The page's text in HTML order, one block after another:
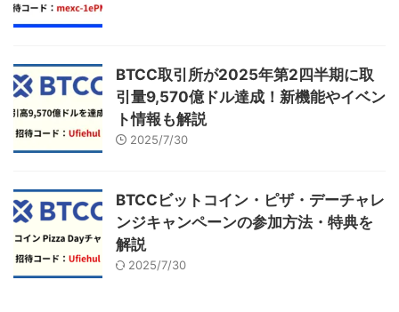
BTCC取引所が2025年第2四半期に取
引量9,570億ドル達成！新機能やイベン
ト情報も解説
2025/7/30
BTCCビットコイン・ピザ・デーチャレ
ンジキャンペーンの参加方法・特典を
解説
2025/7/30